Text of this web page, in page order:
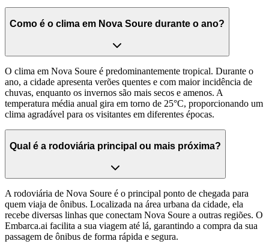
Como é o clima em Nova Soure durante o ano?
O clima em Nova Soure é predominantemente tropical. Durante o
ano, a cidade apresenta verões quentes e com maior incidência de
chuvas, enquanto os invernos são mais secos e amenos. A
temperatura média anual gira em torno de 25°C, proporcionando um
clima agradável para os visitantes em diferentes épocas.
Qual é a rodoviária principal ou mais próxima?
A rodoviária de Nova Soure é o principal ponto de chegada para
quem viaja de ônibus. Localizada na área urbana da cidade, ela
recebe diversas linhas que conectam Nova Soure a outras regiões. O
Embarca.ai facilita a sua viagem até lá, garantindo a compra da sua
passagem de ônibus de forma rápida e segura.